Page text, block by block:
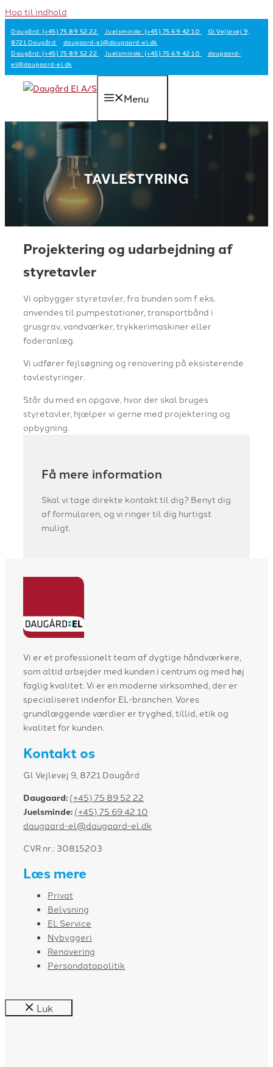
Hop til indhold
Daugård: (+45) 75 89 52 22 Juelsminde: (+45) 75 69 42 10
Gl Vejlevej 9,
8721 Daugård
daugaard-el@daugaard-el.dk
Daugård: (+45) 75 89 52 22
Juelsminde: (+45) 75 69 42 10
daugaard-
el@daugaard-el.dk
Menu
TAVLESTYRING
Projektering og udarbejdning af
styretavler
Vi opbygger styretavler, fra bunden som f.eks.
anvendes til pumpestationer, transportbånd i
grusgrav, vandværker, trykkerimaskiner eller
foderanlæg.
Vi udfører fejlsøgning og renovering på eksisterende
tavlestyringer.
Står du med en opgave, hvor der skal bruges
styretavler, hjælper vi gerne med projektering og
opbygning.
Få mere information
Skal vi tage direkte kontakt til dig? Benyt dig
af formularen, og vi ringer til dig hurtigst
muligt.
Vi er et professionelt team af dygtige håndværkere,
som altid arbejder med kunden i centrum og med høj
faglig kvalitet. Vi er en moderne virksomhed, der er
specialiseret indenfor EL-branchen. Vores
grundlæggende værdier er tryghed, tillid, etik og
kvalitet for kunden.
Kontakt os
Gl Vejlevej 9, 8721 Daugård
Daugaard: (+45) 75 89 52 22
Juelsminde: (+45) 75 69 42 10
daugaard-el@daugaard-el.dk
CVR nr.: 30815203
Læs mere
Privat
Belysning
EL Service
Nybyggeri
Renovering
Persondatapolitik
Luk